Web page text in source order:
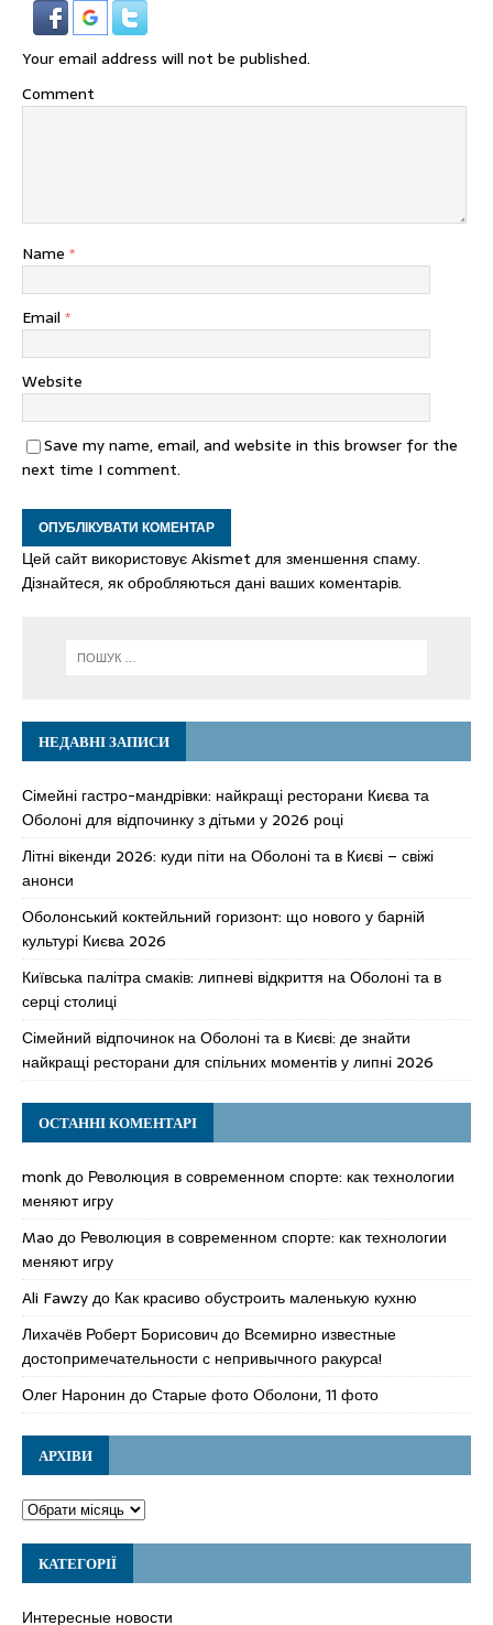
Your email address will not be published.
Comment
Name *
Email *
Website
Save my name, email, and website in this browser for the
next time I comment.
Цей сайт використовує Akismet для зменшення спаму.
Дізнайтеся, як обробляються дані ваших коментарів.
НЕДАВНІ ЗАПИСИ
Сімейні гастро-мандрівки: найкращі ресторани Києва та
Оболоні для відпочинку з дітьми у 2026 році
Літні вікенди 2026: куди піти на Оболоні та в Києві – свіжі
анонси
Оболонський коктейльний горизонт: що нового у барній
культурі Києва 2026
Київська палітра смаків: липневі відкриття на Оболоні та в
серці столиці
Сімейний відпочинок на Оболоні та в Києві: де знайти
найкращі ресторани для спільних моментів у липні 2026
ОСТАННІ КОМЕНТАРІ
monkдо Революция в современном спорте: как технологии
меняют игру
Mao до Революция в современном спорте: как технологии
меняют игру
Ali Fawzyдо Как красиво обустроить маленькую кухню
Лихачёв Роберт Борисовичдо Всемирно известные
достопримечательности с непривычного ракурса!
Олег Наронин доСтарые фото Оболони, 11 фото
АРХІВИ
КАТЕГОРІЇ
Интересные новости